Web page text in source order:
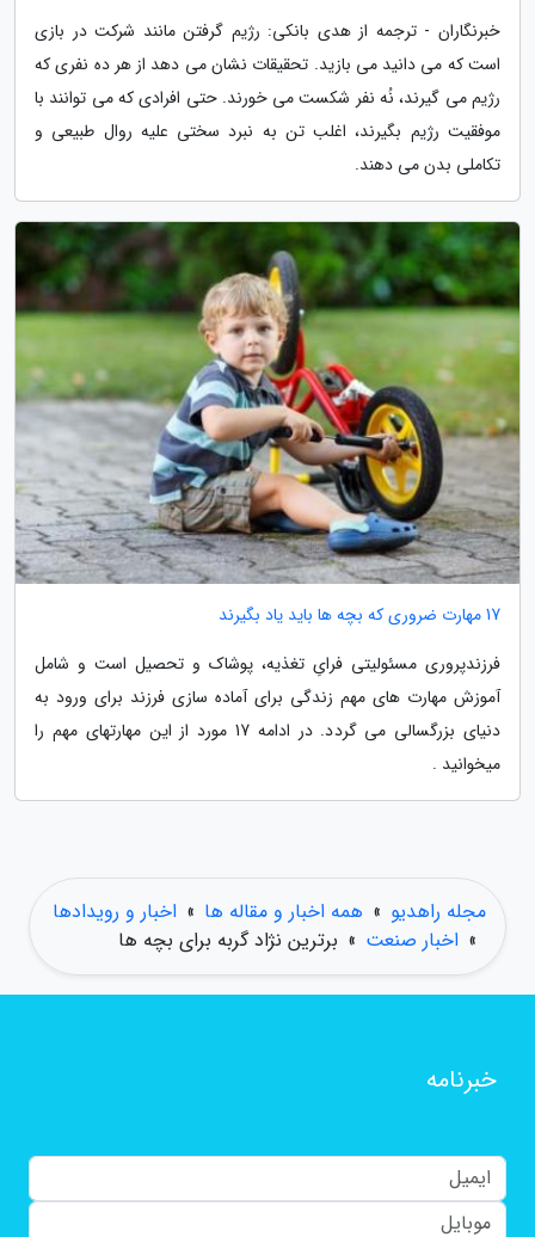
خبرنگاران - ترجمه از هدی بانکی: رژیم گرفتن مانند شرکت در بازی
است که می دانید می بازید. تحقیقات نشان می دهد از هر ده نفری که
رژیم می گیرند، نُه نفر شکست می خورند. حتی افرادی که می توانند با
موفقیت رژیم بگیرند، اغلب تن به نبرد سختی علیه روال طبیعی و
تکاملی بدن می دهند.
17 مهارت ضروری که بچه ها باید یاد بگیرند
فرزندپروری مسئولیتی فرایِ تغذیه، پوشاک و تحصیل است و شامل
آموزش مهارت های مهم زندگی برای آماده سازی فرزند برای ورود به
دنیای بزرگسالی می گردد. در ادامه 17 مورد از این مهارتهای مهم را
میخوانید .
مجله راهدیو » همه اخبار و مقاله ها » اخبار و رویدادها
» اخبار صنعت » برترین نژاد گربه برای بچه ها
خبرنامه